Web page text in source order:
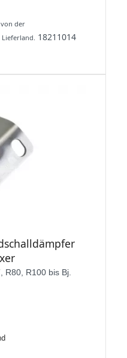
der
18211014
R80, R100 bis Bj.